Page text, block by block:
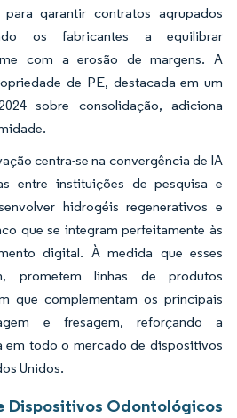
garantir contratos agrupados
os fabricantes a equilibrar
com a erosão de margens. A
de PE, destacada em um
sobre consolidação, adiciona
centra-se na convergência de IA
entre instituições de pesquisa e
hidrogéis regenerativos e
que se integram perfeitamente às
digital. À medida que esses
prometem linhas de produtos
que complementam os principais
e fresagem, reforçando a
todo o mercado de dispositivos
Unidos.
Dispositivos Odontológicos